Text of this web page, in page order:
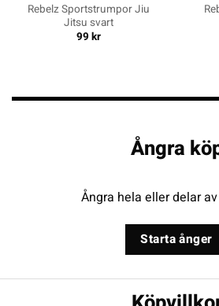
Rebelz Sportstrumpor Jiu
Jitsu svart
99kr
Ångra
Ångra hela eller delar
Starta ånger